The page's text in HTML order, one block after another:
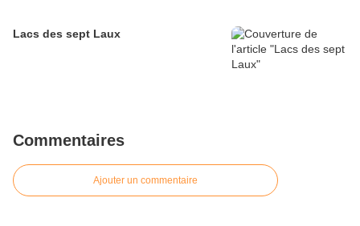
Lacs des sept Laux
Commentaires
Ajouter un commentaire